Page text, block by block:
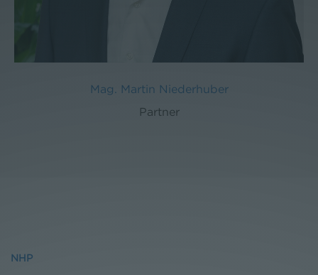
Mag. Martin Niederhuber
Partner
NHP